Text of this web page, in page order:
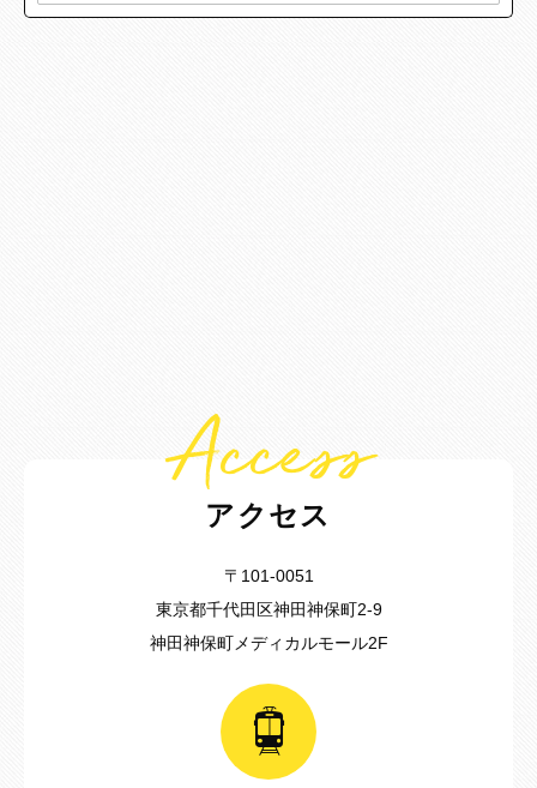
Access
アクセス
〒101-0051
東京都千代田区神田神保町2-9
神田神保町メディカルモール2F